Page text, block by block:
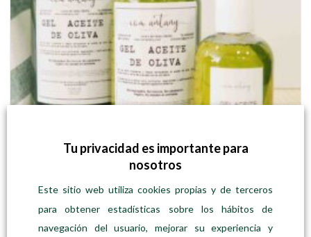
de
producto
HIGIENE CORPORAL
DesdePrecio: 5,75€
Tu privacidad es importante para
nosotros
Este sitio web utiliza cookies propias y de terceros
para obtener estadísticas sobre los hábitos de
navegación del usuario, mejorar su experiencia y